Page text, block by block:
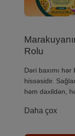
Rolu
​Dəri baxımı
hissəsidir.
həm daxildən,
Daha çox